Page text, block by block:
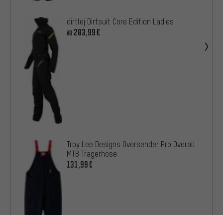
dirtlej Dirtsuit Core Edition Ladies
AB 203,99€
Troy Lee Designs Oversender Pro Overall
MTB Trägerhose
131,99€